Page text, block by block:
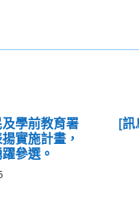
及學前教育署
實施計畫，
參選。
[訊